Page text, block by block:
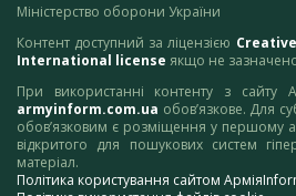
Міністерство оборони України
Контент доступний за ліцензією
International license якщо не
При використанні контенту з сайту
armyinform.com.ua обов’язкове. Для
обов’язковим є розміщення у першому
відкритого для пошукових систем
матеріал.
Політика користування сайтом